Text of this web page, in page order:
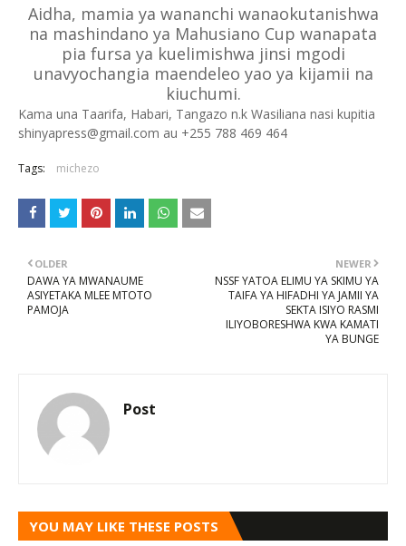
Aidha, mamia ya wananchi wanaokutanishwa
na mashindano ya Mahusiano Cup wanapata
pia fursa ya kuelimishwa jinsi mgodi
unavyochangia maendeleo yao ya kijamii na
kiuchumi.
Kama una Taarifa, Habari, Tangazo n.k Wasiliana nasi kupitia
shinyapress@gmail.com au +255 788 469 464
Tags: michezo
NEWER
NSSF YATOA ELIMU YA SKIMU YA
TAIFA YA HIFADHI YA JAMII YA
SEKTA ISIYO RASMI
ILIYOBORESHWA KWA KAMATI
YA BUNGE
OLDER
DAWA YA MWANAUME
ASIYETAKA MLEE MTOTO
PAMOJA
Post
YOU MAY LIKE THESE POSTS